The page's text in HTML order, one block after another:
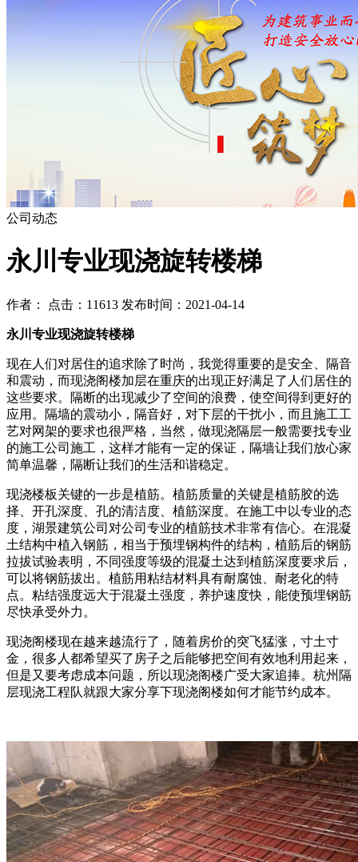
公司动态
永川专业现浇旋转楼梯
作者： 点击：11613 发布时间：2021-04-14
永川专业现浇旋转楼梯
现在人们对居住的追求除了时尚，我觉得重要的是安全、隔音
和震动，而现浇阁楼加层在重庆的出现正好满足了人们居住的
这些要求。隔断的出现减少了空间的浪费，使空间得到更好的
应用。隔墙的震动小，隔音好，对下层的干扰小，而且施工工
艺对网架的要求也很严格，当然，做现浇隔层一般需要找专业
的施工公司施工，这样才能有一定的保证，隔墙让我们放心家
简单温馨，隔断让我们的生活和谐稳定。
现浇楼板关键的一步是植筋。植筋质量的关键是植筋胶的选
择、开孔深度、孔的清洁度、植筋深度。在施工中以专业的态
度，湖景建筑公司对公司专业的植筋技术非常有信心。在混凝
土结构中植入钢筋，相当于预埋钢构件的结构，植筋后的钢筋
拉拔试验表明，不同强度等级的混凝土达到植筋深度要求后，
可以将钢筋拔出。植筋用粘结材料具有耐腐蚀、耐老化的特
点。粘结强度远大于混凝土强度，养护速度快，能使预埋钢筋
尽快承受外力。
现浇阁楼现在越来越流行了，随着房价的突飞猛涨，寸土寸
金，很多人都希望买了房子之后能够把空间有效地利用起来，
但是又要考虑成本问题，所以现浇阁楼广受大家追捧。杭州隔
层现浇工程队就跟大家分享下现浇阁楼如何才能节约成本。